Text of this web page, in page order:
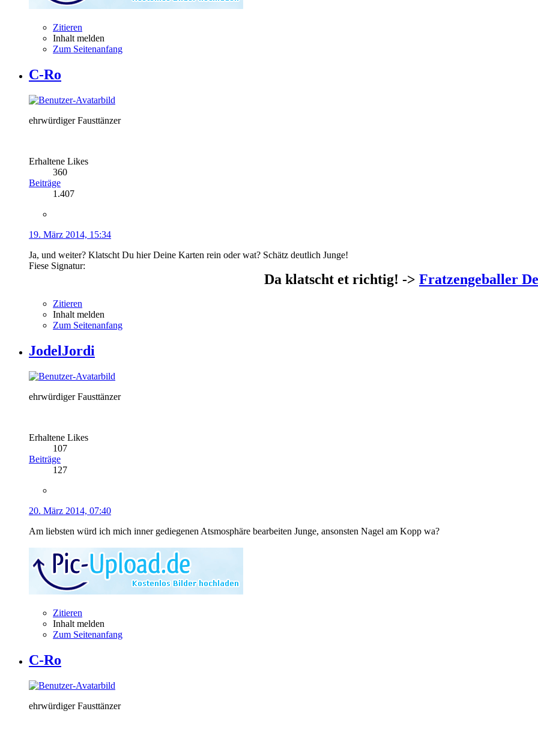
Zitieren
Inhalt melden
Zum Seitenanfang
C-Ro
ehrwürdiger Fausttänzer
Erhaltene Likes
360
Beiträge
1.407
19. März 2014, 15:34
Ja, und weiter? Klatscht Du hier Deine Karten rein oder wat? Schätz deutlich Junge!
Fiese Signatur:
Da klatscht et richtig! -> Fratzengeballer
Zitieren
Inhalt melden
Zum Seitenanfang
JodelJordi
ehrwürdiger Fausttänzer
Erhaltene Likes
107
Beiträge
127
20. März 2014, 07:40
Am liebsten würd ich mich inner gediegenen Atsmosphäre bearbeiten Junge, ansonsten Nagel am Kopp wa?
Zitieren
Inhalt melden
Zum Seitenanfang
C-Ro
ehrwürdiger Fausttänzer